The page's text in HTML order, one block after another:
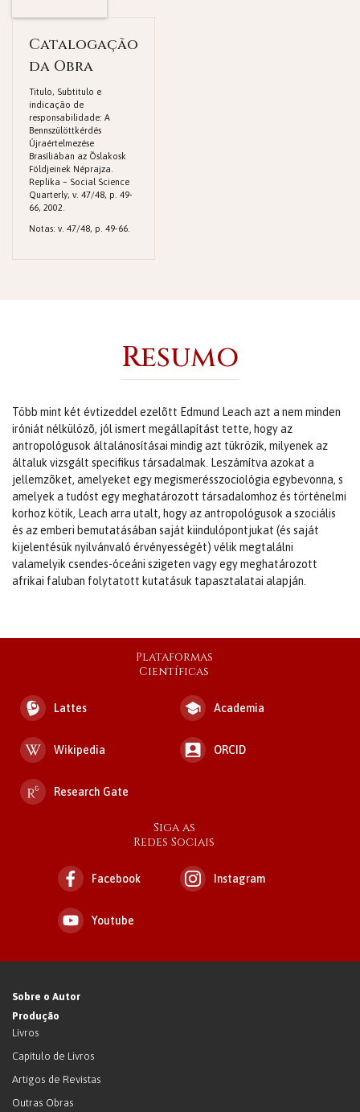
Catalogação
da Obra
Titulo, Subtitulo e
indicação de
responsabilidade: A
Bennszülöttkérdés
Újraértelmezése
Brasíliában az Õslakosk
Földjeinek Néprajza.
Replika – Social Science
Quarterly, v. 47/48, p. 49-
66, 2002.
Notas: v. 47/48, p. 49-66.
Resumo
Több mint két évtizeddel ezelõtt Edmund Leach azt a nem minden
iróniát nélkülözõ, jól ismert megállapítást tette, hogy az
antropológusok általánosításai mindig azt tükrözik, milyenek az
általuk vizsgált specifikus társadalmak. Leszámítva azokat a
jellemzõket, amelyeket egy megismerésszociológia egybevonna, s
amelyek a tudóst egy meghatározott társadalomhoz és történelmi
korhoz kötik, Leach arra utalt, hogy az antropológusok a szociális
és az emberi bemutatásában saját kiindulópontjukat (és saját
kijelentésük nyilvánvaló érvényességét) vélik megtalálni
valamelyik csendes-óceáni szigeten vagy egy meghatározott
afrikai faluban folytatott kutatásuk tapasztalatai alapján.
Plataformas
Científicas
Lattes Academia
Wikipedia ORCID
Research Gate
Siga as
Redes Sociais
Facebook Instagram
Youtube
Sobre o Autor
Produção
Livros
Capítulo de Livros
Artigos de Revistas
Outras Obras